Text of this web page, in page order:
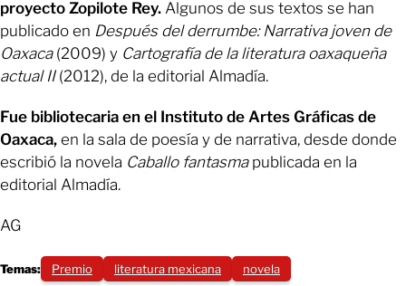
proyecto Zopilote Rey. Algunos de sus textos se han
publicado en Después del derrumbe: Narrativa joven de
Oaxaca(2009) y Cartografía de la literatura oaxaqueña
actual II (2012), de la editorial Almadía.
Fue bibliotecaria en el Instituto de Artes Gráficas de
Oaxaca, en la sala de poesía y de narrativa, desde donde
escribió la novela Caballo fantasma publicada en la
editorial Almadía.
AG
Temas: Premio literatura mexicana novela